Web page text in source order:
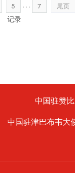
5 . . . 7 尾页
记录
中国驻赞
中国驻津巴布韦大